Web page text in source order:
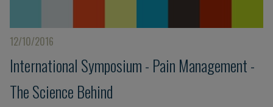
12/10/2016
International Symposium - Pain Management -
The Science Behind